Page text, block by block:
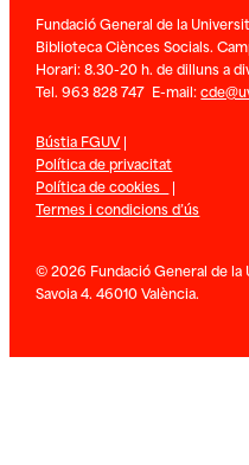
Fundació General de la
Biblioteca Ciènces Socials.
Horari: 8.30-20 h. de dilluns a
Tel. 963 828 747 E-mail:
Bústia FGUV|
Política de privacitat
Política de cookies |
Termes i condicions d’ús
© 2026 Fundació General de la
Savoia 4. 46010 València.